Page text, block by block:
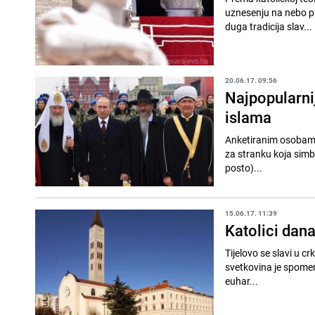
uznesenju na nebo
duga tradicija slav...
20.06.17. 09:56
islama
Anketiranim
za stranku koja
posto)...
15.06.17. 11:39
Katolici
Tijelovo se slavi u
svetkovina je
euhar...